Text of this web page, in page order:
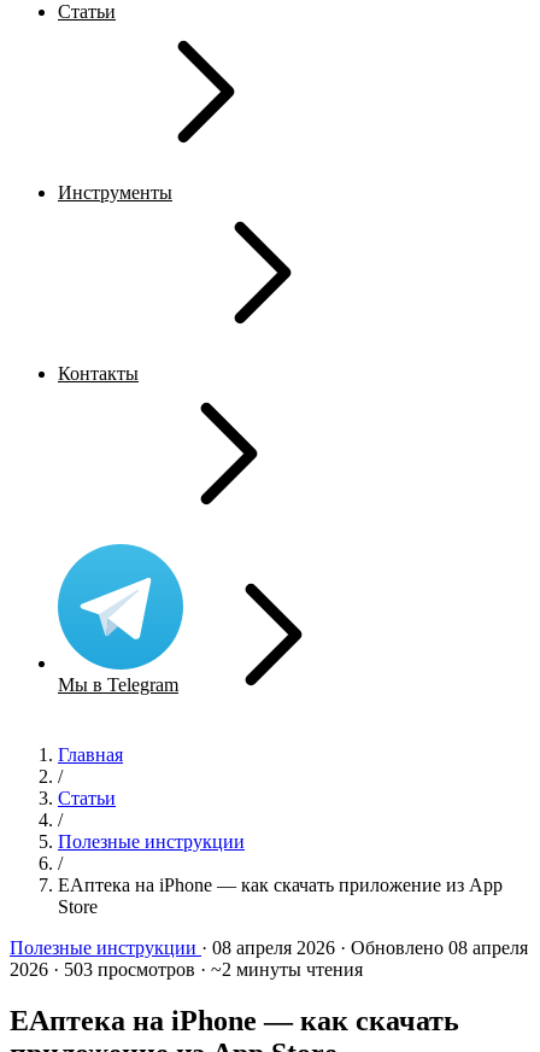
Статьи
Инструменты
Контакты
Мы в Telegram
Главная
/
Статьи
/
Полезные инструкции
/
ЕАптека на iPhone — как скачать приложение из App
Store
Полезные инструкции · 08 апреля 2026 · Обновлено 08 апреля
2026 · 503 просмотров · ~2 минуты чтения
ЕАптека на iPhone — как скачать